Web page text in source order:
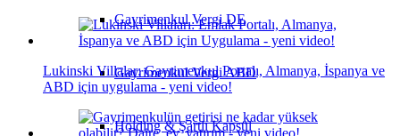
Gayrimenkul Vergi DE
Gayrimenkul Vergi ABD
Holding & Şartlı Kapsül
Lukinski Villalar: Gayrimenkul Portalı, Almanya, İspanya ve
ABD için uygulama - yeni video!